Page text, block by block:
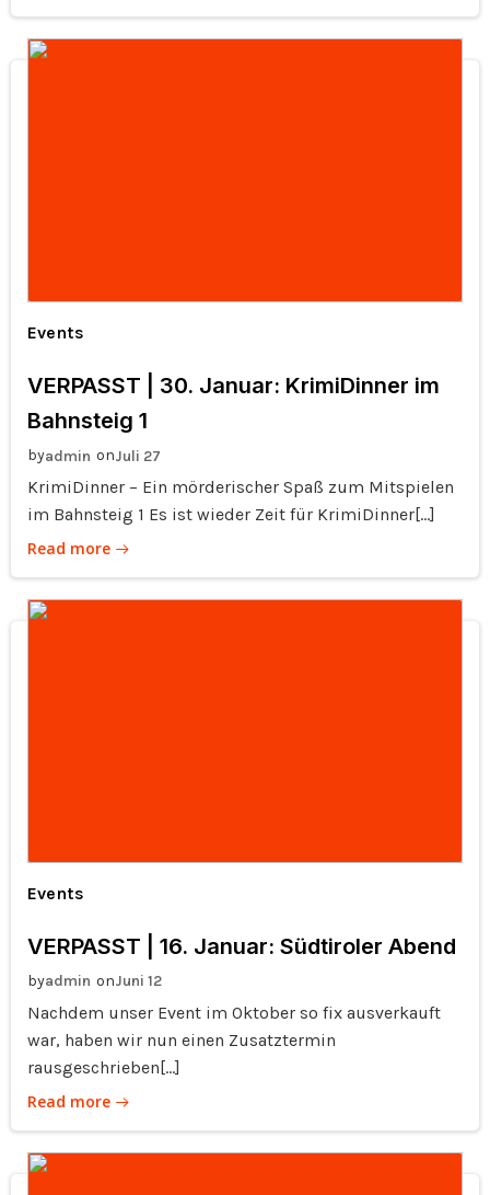
Events
VERPASST | 30. Januar: KrimiDinner im
Bahnsteig 1
byadmin onJuli 27
KrimiDinner – Ein mörderischer Spaß zum Mitspielen
im Bahnsteig 1 Es ist wieder Zeit für KrimiDinner[…]
Read more
Events
VERPASST | 16. Januar: Südtiroler Abend
byadmin onJuni 12
Nachdem unser Event im Oktober so fix ausverkauft
war, haben wir nun einen Zusatztermin
rausgeschrieben[…]
Read more